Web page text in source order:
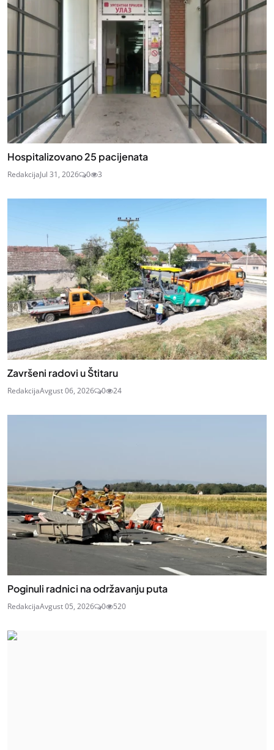
Hospitalizovano 25 pacijenata
RedakcijaJul 31, 2026 0 3
Završeni radovi u Štitaru
RedakcijaAvgust 06, 2026 0 24
Poginuli radnici na održavanju puta
RedakcijaAvgust 05, 2026 0 520